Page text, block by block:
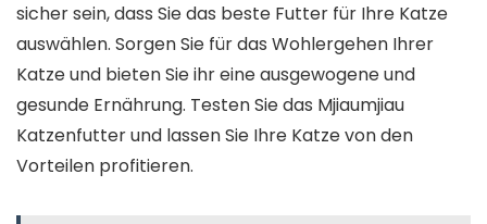
sicher sein, dass Sie das beste Futter für Ihre Katze
auswählen. Sorgen Sie für das Wohlergehen Ihrer
Katze und bieten Sie ihr eine ausgewogene und
gesunde Ernährung. Testen Sie das Mjiaumjiau
Katzenfutter und lassen Sie Ihre Katze von den
Vorteilen profitieren.